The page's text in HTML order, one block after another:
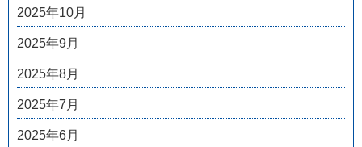
2025年10月
2025年9月
2025年8月
2025年7月
2025年6月